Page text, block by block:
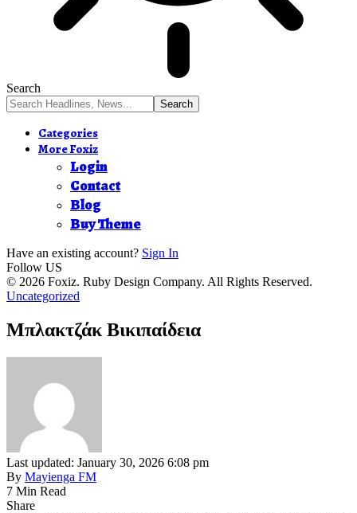
Search
Categories
More Foxiz
Login
Contact
Blog
Buy Theme
Have an existing account? Sign In
Follow US
© 2026 Foxiz. Ruby Design Company. All Rights Reserved.
Uncategorized
Μπλακτζάκ Βικιπαίδεια
Last updated: January 30, 2026 6:08 pm
By Mayienga FM
7 Min Read
Share